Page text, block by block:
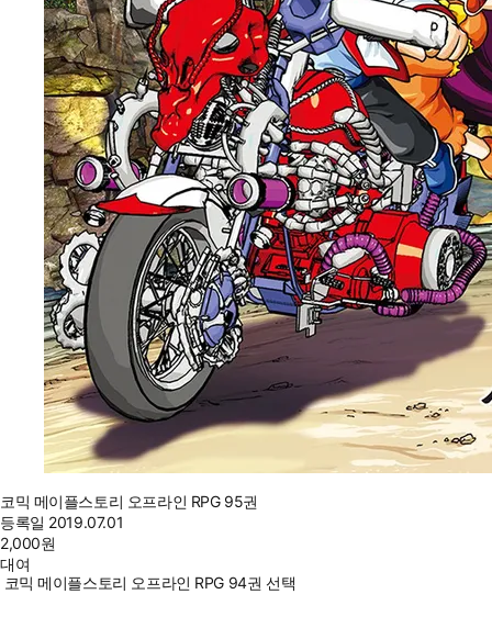
코믹 메이플스토리 오프라인 RPG 95권
등록일 2019.07.01
2,000원
대여
코믹 메이플스토리 오프라인 RPG 94권 선택